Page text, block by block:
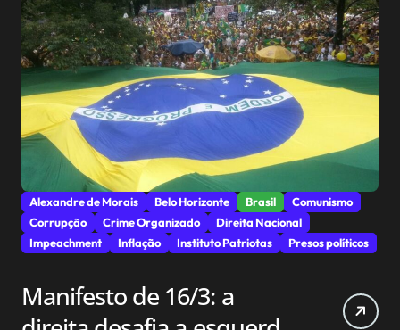
Alexandre de Morais Belo Horizonte Brasil
Comunismo
Corrupção
Crime Organizado
Direita Nacional
Impeachment
Inflação Instituto Patriotas Presos políticos
Manifesto de 16/3: a